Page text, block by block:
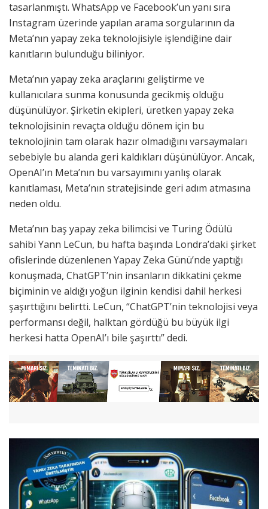
tasarlanmıştı. WhatsApp ve Facebook’un yanı sıra
Instagram üzerinde yapılan arama sorgularının da
Meta’nın yapay zeka teknolojisiyle işlendiğine dair
kanıtların bulunduğu biliniyor.
Meta’nın yapay zeka araçlarını geliştirme ve
kullanıcılara sunma konusunda gecikmiş olduğu
düşünülüyor. Şirketin ekipleri, üretken yapay zeka
teknolojisinin revaçta olduğu dönem için bu
teknolojinin tam olarak hazır olmadığını varsaymaları
sebebiyle bu alanda geri kaldıkları düşünülüyor. Ancak,
OpenAI’ın Meta’nın bu varsayımını yanlış olarak
kanıtlaması, Meta’nın stratejisinde geri adım atmasına
neden oldu.
Meta’nın baş yapay zeka bilimcisi ve Turing Ödülü
sahibi Yann LeCun, bu hafta başında Londra’daki şirket
ofislerinde düzenlenen Yapay Zeka Günü’nde yaptığı
konuşmada, ChatGPT’nin insanların dikkatini çekme
biçiminin ve aldığı yoğun ilginin kendisi dahil herkesi
şaşırttığını belirtti. LeCun, “ChatGPT’nin teknolojisi veya
performansı değil, halktan gördüğü bu büyük ilgi
herkesi hatta OpenAI’ı bile şaşırttı” dedi.